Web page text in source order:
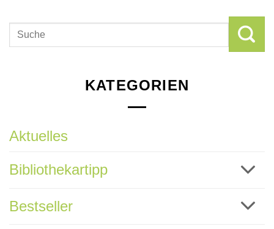
KATEGORIEN
Aktuelles
Bibliothekartipp
Bestseller